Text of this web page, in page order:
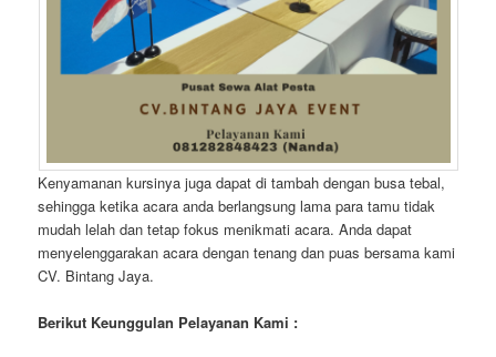
Kenyamanan kursinya juga dapat di tambah dengan busa tebal,
sehingga ketika acara anda berlangsung lama para tamu tidak
mudah lelah dan tetap fokus menikmati acara. Anda dapat
menyelenggarakan acara dengan tenang dan puas bersama kami
CV. Bintang Jaya.
Berikut Keunggulan Pelayanan Kami :